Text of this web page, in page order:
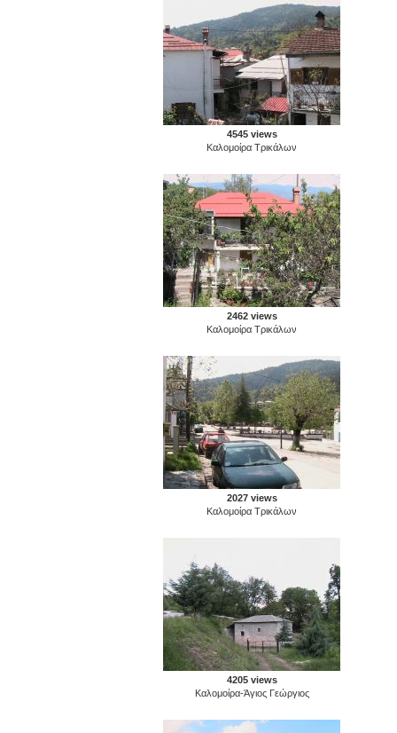
4545 views
Καλομοίρα Τρικάλων
2462 views
Καλομοίρα Τρικάλων
2027 views
Καλομοίρα Τρικάλων
4205 views
Καλομοίρα-Άγιος Γεώργιος